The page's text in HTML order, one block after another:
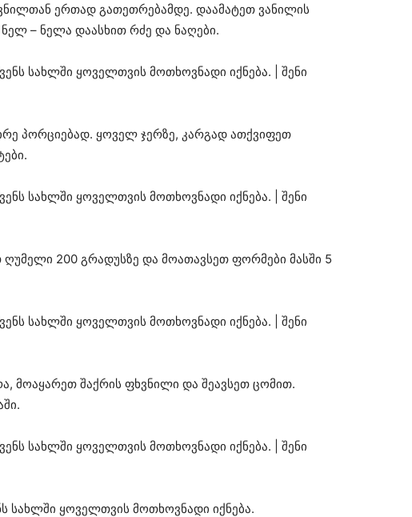
ერთად გათეთრებამდე. დაამატეთ ვანილის
– ნელა დაასხით რძე და ნაღები.
პორციებად. ყოველ ჯერზე, კარგად ათქვიფეთ
200 გრადუსზე და მოათავსეთ ფორმები მასში 5
მოაყარეთ შაქრის ფხვნილი და შეავსეთ ცომით.
სახლში ყოველთვის მოთხოვნადი იქნება.